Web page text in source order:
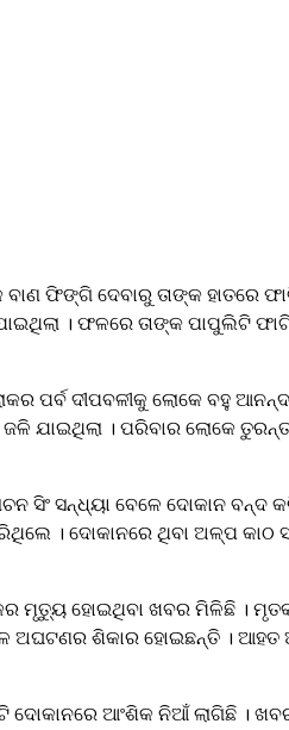
ଫିଙ୍ଗି ଦେବାରୁ ତାଙ୍କ ହାତରେ
। ଫଳରେ ତାଙ୍କ ପାପୁଲିଟି
ପର୍ବ ଦୀପବଳୀକୁ ଲୋକେ ବହୁ
ଯାଇଥିଲା । ପରିବାର ଲୋକେ
ସିଂ ସନ୍ଧ୍ୟା ବେଳେ ଦୋକାନ ବନ୍ଦ
। ଦୋକାନରେ ଥିବା ଅଳ୍ପ କାଠ
ମୃତ୍ୟୁ ହୋଇଥିବା ଖବର ମିଳିଛି ।
ଅଘଟଣର ଶିକାର ହୋଇଛନ୍ତି ।
ଦୋକାନରେ ଆଂଶିକ ନିଆଁ ଲାଗିଛି ।